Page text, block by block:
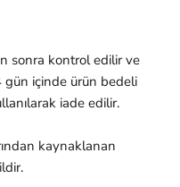
sonra kontrol edilir ve
içinde ürün bedeli
iade edilir.
kaynaklanan